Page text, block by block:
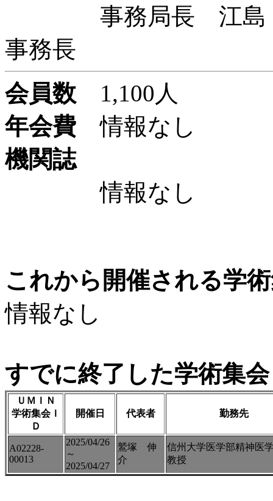
事務局長 江島 明
事務長
会員数 1,100人
年会費 情報なし
機関誌
情報なし
これから開催される学
情報なし
すでに終了した学術集
ＵＭＩＮ
学術集会Ｉ
Ｄ
開催日 代表者 勤務先
A02228-
00013
2025/04/26
～
2025/04/27
鷲塚 伸
介
信州大学医学部精神医
教授